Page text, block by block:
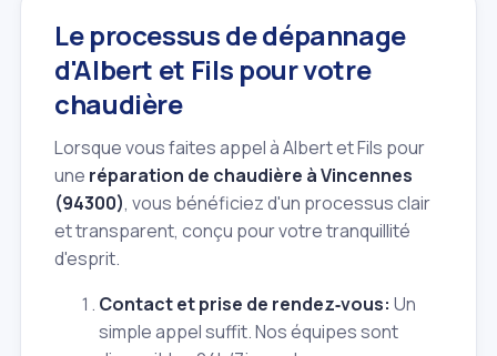
Le processus de dépannage
d'Albert et Fils pour votre
chaudière
Lorsque vous faites appel à Albert et Fils pour
une réparation de chaudière à Vincennes
(94300), vous bénéficiez d'un processus clair
et transparent, conçu pour votre tranquillité
d'esprit.
Contact et prise de rendez‑vous: Un
simple appel suffit. Nos équipes sont